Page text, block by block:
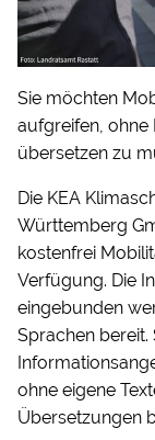
Sie möchten
aufgreifen, ohne
übersetzen zu
Die KEA
Württemberg
kostenfrei
Verfügung. Die
eingebunden
Sprachen
ohne eigene
Übersetzungen